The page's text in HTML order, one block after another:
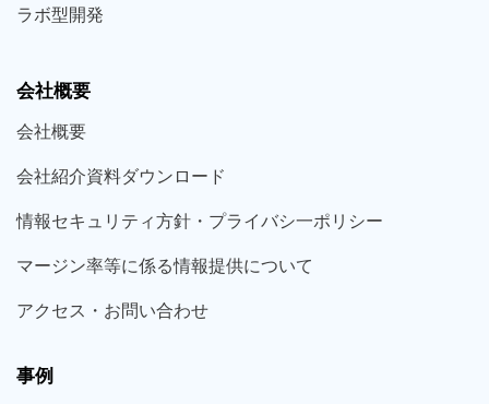
ラボ型開発
会社概要
会社概要
会社紹介資料ダウンロード
情報セキュリティ方針・プライバシ一ポリシー
マージン率等に係る情報提供について
アクセス・お問い合わせ
事例